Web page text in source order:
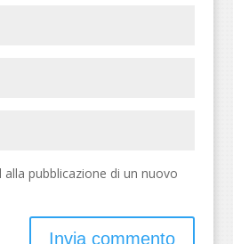
pubblicazione di un nuovo